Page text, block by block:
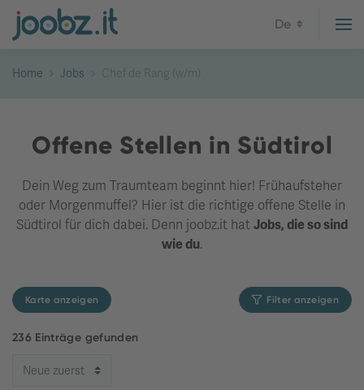
De
Home Jobs Chef de Rang (w/m)
Offene Stellen in Südtirol
Dein Weg zum Traumteam beginnt hier! Frühaufsteher
oder Morgenmuffel? Hier ist die richtige offene Stelle in
Südtirol für dich dabei. Denn joobz.it hat Jobs, die so sind
wie du.
Karte anzeigen Filter anzeigen
236 Einträge gefunden